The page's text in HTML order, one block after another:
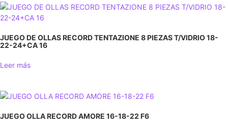
JUEGO DE OLLAS RECORD TENTAZIONE 8 PIEZAS T/VIDRIO 18-
22-24+CA 16
Leer más
JUEGO OLLA RECORD AMORE 16-18-22 F6